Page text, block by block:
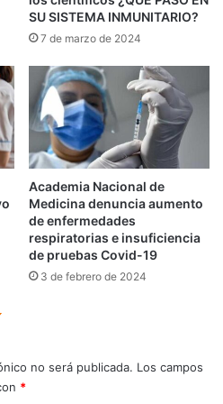
SU SISTEMA INMUNITARIO?
7 de marzo de 2024
Academia Nacional de
Medicina denuncia aumento
de enfermedades
respiratorias e insuficiencia
de pruebas Covid-19
3 de febrero de 2024
no será publicada. Los campos
*